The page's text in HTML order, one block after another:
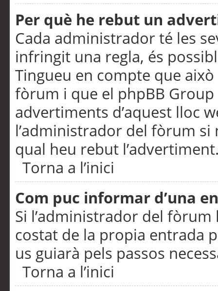
Per què he rebut un
Cada administrador té les
infringit una regla, és
Tingueu en compte que
fòrum i que el phpBB
advertiments d’aquest lloc
l’administrador del fòrum
qual heu rebut
Torna a l’inici
Com puc informar d’una
Si l’administrador del
costat de la propia entrada
us guiarà pels passos
Torna a l’inici